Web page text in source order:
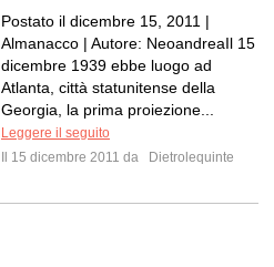
Postato il dicembre 15, 2011 |
Almanacco | Autore: NeoandreaIl 15
dicembre 1939 ebbe luogo ad
Atlanta, città statunitense della
Georgia, la prima proiezione...
Leggere il seguito
Il 15 dicembre 2011 da
Dietrolequinte